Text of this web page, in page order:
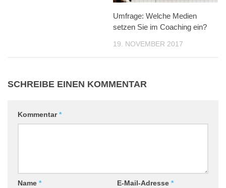
Umfrage: Welche Medien
setzen Sie im Coaching ein?
19. NOVEMBER 2017
SCHREIBE EINEN KOMMENTAR
Kommentar*
Name * E-Mail-Adresse *